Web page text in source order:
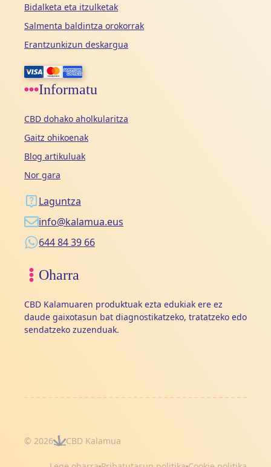
Bidalketa eta itzulketak
Salmenta baldintza orokorrak
Erantzunkizun deskargua
Informatu
CBD dohako aholkularitza
Gaitz ohikoenak
Blog artikuluak
Nor gara
Laguntza
info@kalamua.eus
644 84 39 66
Oharra
CBD Kalamuaren produktuak ezta edukiak ere ez
daude gaixotasun bat diagnostikatzeko, tratatzeko edo
sendatzeko zuzenduak.
© 2026 CBD Kalamua